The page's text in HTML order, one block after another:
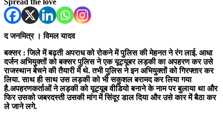
द जनमित्र । विमल यादव
बक्सर : जिले में बढ़ती अपराध को रोकने में पुलिस की मेहनत ने रंग लाई. आधा
दर्जन अभियुक्तों को बक्सर पुलिस ने एक यूट्यूबर लड़की का अपहरण कर उसे
राजस्थान बेचने की तैयारी में थे. तभी पुलिस ने इन अभियुक्तों को गिरफ्तार कर
लिया. साथ ही साथ उस लड़की को भी सकुशल बरामद कर लिया गया
है.अपहरणकर्ताओं ने लड़की को यूट्यूब वीडियो बनाने के नाम पर बुलाया था और
फिर उसको जबरदस्ती उसकी मांग में सिंदूर डाल दिया और उसे कार में बैठा कर
ले जाने लगे.